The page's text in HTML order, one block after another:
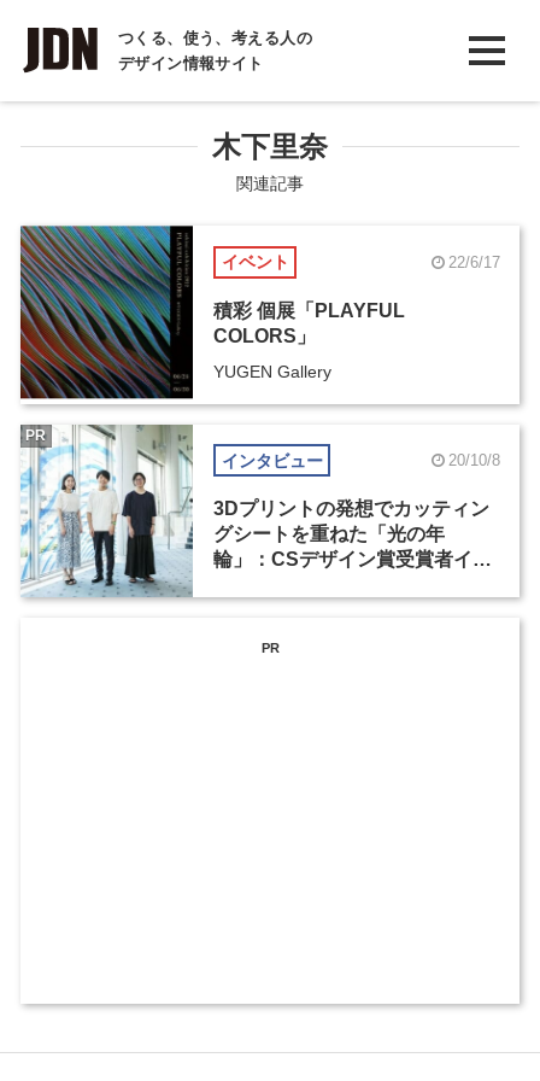
つくる、使う、考える人の
デザイン情報サイト
INTERVIEW
インタビュー
COLUMN
コラム
木下里奈
関連記事
イベント 22/6/17
積彩 個展「PLAYFUL
COLORS」
YUGEN Gallery
インタビュー 20/10/8
3Dプリントの発想でカッティン
グシートを重ねた「光の年
輪」：CSデザイン賞受賞者イン
PR
PR